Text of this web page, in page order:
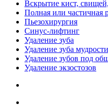
Вскрытие кист,
Полная или частичная
Пьезохирургия
Синус-лифтинг
Удаление зуба
Удаление зуба мудрости
Удаление зубов под
Удаление экзостозов